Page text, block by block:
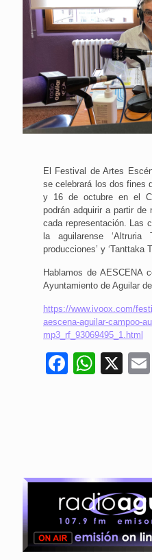
El Festival de Artes
se celebrará los dos fines
y 16 de octubre en el
podrán adquirir a partir de
cada representación. Las
la aguilarense ‘Altruria
producciones’ y ‘Tanttaka
Hablamos de AESCENA
Ayuntamiento de Aguilar
https://www.ivoox.com/
aescena-aguilar-campoo-
mp3_rf_93069495_1.html
X